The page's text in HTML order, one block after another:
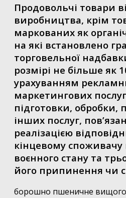
Продовольчі товари
виробництва, крім
маркованих як
на які встановлено
торговельної
розмірі не більше як
урахуванням
маркетингових
підготовки, обробки,
інших послуг,
реалізацією
кінцевому споживачу
воєнного стану та
його припинення чи
борошно пшеничне вищого